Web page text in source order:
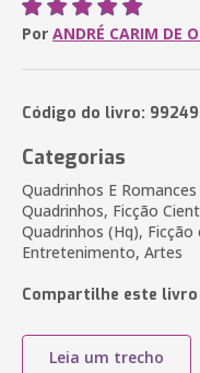
Por ANDRÉ CARIM DE
Código do livro:
Categorias
Quadrinhos E
Quadrinhos, Ficção
Quadrinhos (Hq),
Entretenimento, Artes
Compartilhe este livro
Leia um trecho